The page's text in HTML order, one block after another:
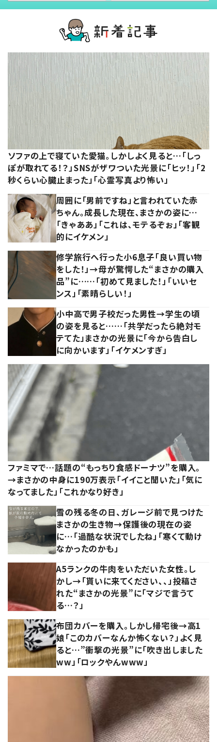
ソファの上で寝ていた愛猫。しかしよく見ると…「しっ
ぽが取れてる！？」SNSがザワついた光景に「ヒッ！」「2
秒くらい心臓止まった」「心霊写真より怖い」
周囲に「男前ですね」と言われていた赤
ちゃん。成長した現在、まさかの姿に…
「きゃああ」「これは、モテるぞぉ」「客観
的にイケメン」
修学旅行へ行った小6息子「良い買い物
をした！」→母が驚愕した“まさかの購入
品”に……「初めて見ました！」「いいセ
ンス」「素晴らしい！」
小中高で男子校だった男性→学生の頃
の姿を見ると……「共学だったら絶対モ
テてた」まさかの光景に「今から告白し
に向かいます」「イケメンすぎ」
ファミマで…話題の“もっちり食感ドーナツ”を購入。
→まさかの中身に190万表示「イイこと聞いた」「気に
なってました」「これかなり好き」
雪の残る冬の日、ガレージ前で見つけた
まさかの生き物→保護後の現在の姿
に…「過酷な状況でしたね」「寒くて動け
なかったのかも」
A5ランクの牛肉をいただいた女性。し
かし→「貰いに来てください、、」投稿さ
れた“まさかの光景”に「マジで言うて
る…？」
布団カバーを購入。しかし帰宅後→高1
娘「このカバーなんか怖くない？」よく見
ると…”衝撃の光景”に「吹き出しました
ww」「ロックやんwww」